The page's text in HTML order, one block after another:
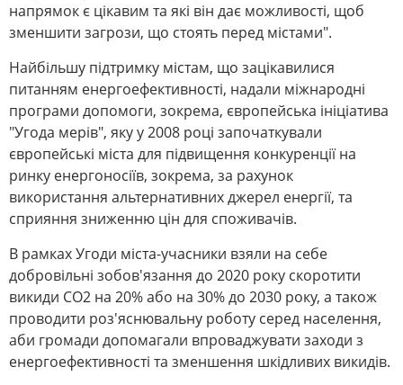
напрямок є цікавим та які він дає можливості, щоб
зменшити загрози, що стоять перед містами".
Найбільшу підтримку містам, що зацікавилися
питанням енергоефективності, надали міжнародні
програми допомоги, зокрема, європейська ініціатива
"Угода мерів", яку у 2008 році започаткували
європейські міста для підвищення конкуренції на
ринку енергоносіїв, зокрема, за рахунок
використання альтернативних джерел енергії, та
сприяння зниженню цін для споживачів.
В рамках Угоди міста-учасники взяли на себе
добровільні зобов'язання до 2020 року скоротити
викиди СО2 на 20% або на 30% до 2030 року, а також
проводити роз'яснювальну роботу серед населення,
аби громади допомагали впроваджувати заходи з
енергоефективності та зменшення шкідливих викидів.